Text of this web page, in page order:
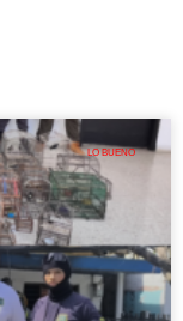
LO BUENO